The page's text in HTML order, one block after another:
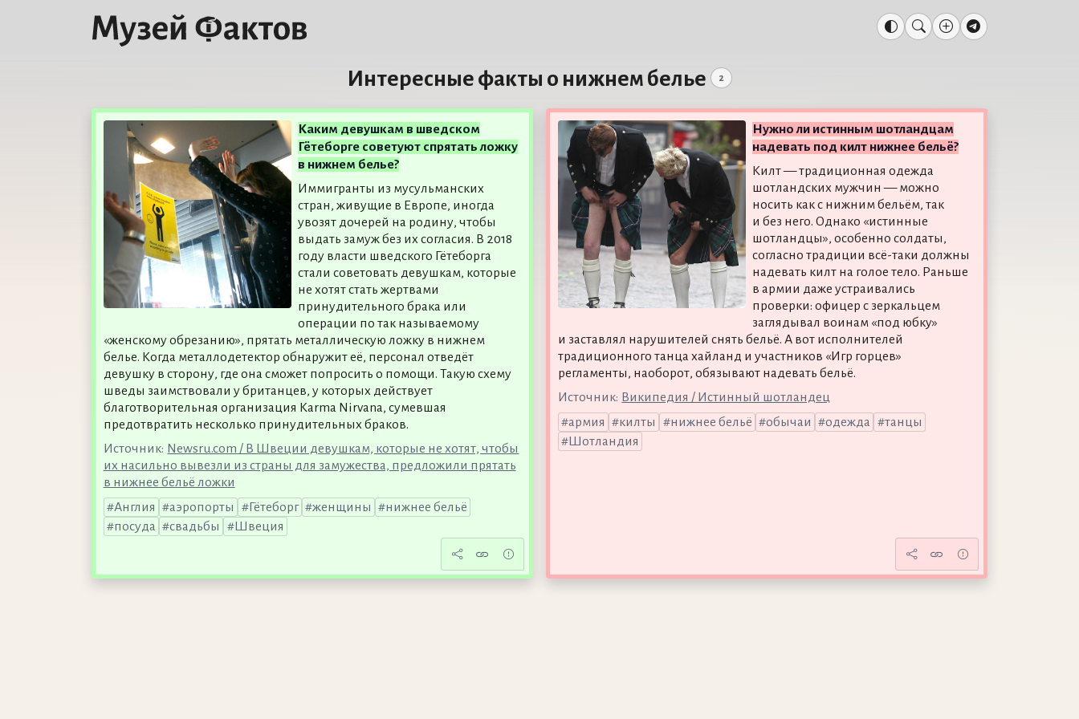
Интересные факты о нижнем белье 2
Каким девушкам в шведском
Гётеборге советуют спрятать ложку
в нижнем белье?
Иммигранты из мусульманских
стран, живущие в Европе, иногда
увозят дочерей на родину, чтобы
выдать замуж без их согласия. В 2018
году власти шведского Гётеборга
стали советовать девушкам, которые
не хотят стать жертвами
принудительного брака или
операции по так называемому
«женскому обрезанию», прятать металлическую ложку в нижнем
белье. Когда металлодетектор обнаружит её, персонал отведёт
девушку в сторону, где она сможет попросить о помощи. Такую схему
шведы заимствовали у британцев, у которых действует
благотворительная организация Karma Nirvana, сумевшая
предотвратить несколько принудительных браков.
Источник: Newsru.com / В Швеции девушкам, которые не хотят, чтобы
их насильно вывезли из страны для замужества, предложили прятать
в нижнее бельё ложки
Англия
аэропорты Гётеборг женщины
нижнее бельё
посуда
свадьбы Швеция
Нужно ли истинным шотландцам
надевать под килт нижнее бельё?
Килт — традиционная одежда
шотландских мужчин — можно
носить как с нижним бельём, так
и без него. Однако «истинные
шотландцы», особенно солдаты,
согласно традиции всё-таки должны
надевать килт на голое тело. Раньше
в армии даже устраивались
проверки: офицер с зеркальцем
заглядывал воинам «под юбку»
и заставлял нарушителей снять бельё. А вот исполнителей
традиционного танца хайланд и участников «Игр горцев»
регламенты, наоборот, обязывают надевать бельё.
Источник: Википедия / Истинный шотландец
армия
килты нижнее бельё обычаи одежда
танцы
Шотландия